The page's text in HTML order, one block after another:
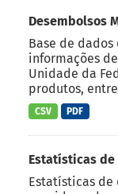
Desembolsos
Base de
informações
Unidade da
produtos,
CSV PDF
Estatísticas de
Estatísticas de